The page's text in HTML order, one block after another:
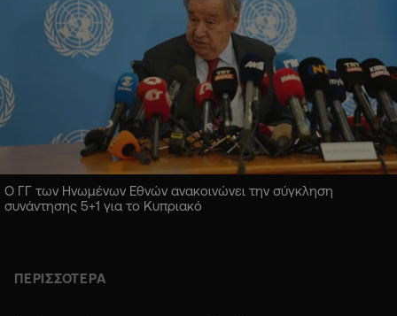
Ο ΓΓ των Ηνωμένων Εθνών ανακοινώνει την σύγκληση
συνάντησης 5+1 για το Κυπριακό
ΠΕΡΙΣΣΟΤΕΡΑ